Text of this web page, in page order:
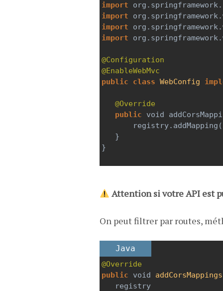
import org . springframework.
import
org . springframework.
import
org . springframework.
import
org . springframework.
@Configuration
@EnableWebMvc
public
class WebConfig
@Override
public
void
registry. addMapping (
   }
}
Attention si votre API est
On peut filtrer par routes,
Java
@Override
public
void addCorsMappings
registry